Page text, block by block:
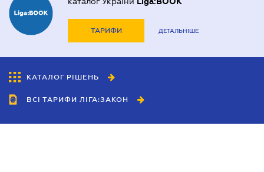
ТАРИФИ ДЕТАЛЬНІШЕ
КАТАЛОГ РІШЕНЬ
ВСІ ТАРИФИ ЛІГА:ЗАКОН